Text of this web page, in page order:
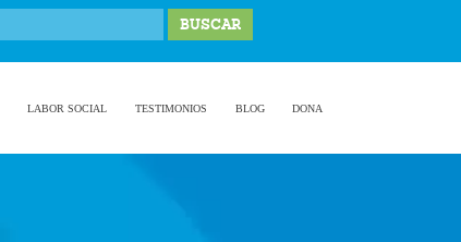
LABOR SOCIAL TESTIMONIOS BLOG DONA